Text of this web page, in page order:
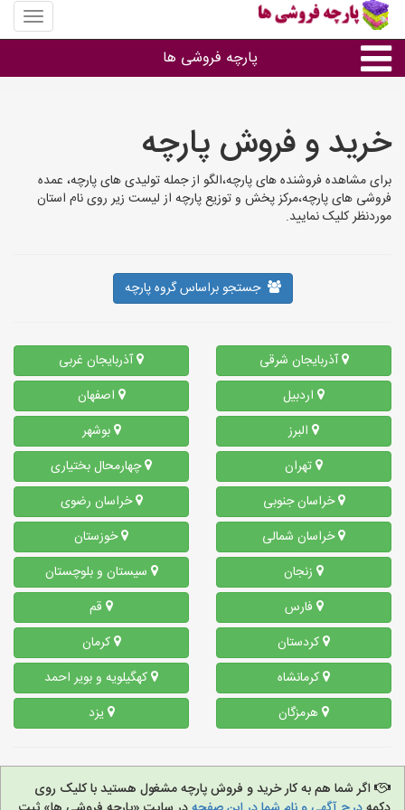
منوی
سایت
فروشی
پارچه فروشی ها
پارچه براساس رنگ طرح و کاربرد
خرید و فروش پارچه
برای مشاهده فروشنده های پارچه،الگو از جمله تولیدی های پارچه، عمده
فروشی های پارچه،مرکز پخش و توزیع پارچه از لیست زیر روی نام استان
موردنظر کلیک نمایید.
جستجو براساس گروه پارچه
آذربایجان شرقی
آذربایجان غربی
اردبیل
اصفهان
البرز
بوشهر
تهران
چهارمحال بختیاری
خراسان جنوبی
خراسان رضوی
خراسان شمالی
خوزستان
زنجان
سیستان و بلوچستان
فارس
قم
کردستان
کرمان
کرمانشاه
کهگیلویه و بویر احمد
هرمزگان
یزد
اگر شما هم به کار خرید و فروش پارچه مشغول هستید با کلیک روی